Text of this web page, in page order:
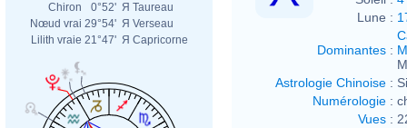
Chiron
0°52' Я Taureau
Nœud vrai 29°54' Я Verseau
Lilith vraie 21°47' Я Capricorne
Lune :
Dominantes :
Astrologie Chinoise :
Numérologie :
Vues :